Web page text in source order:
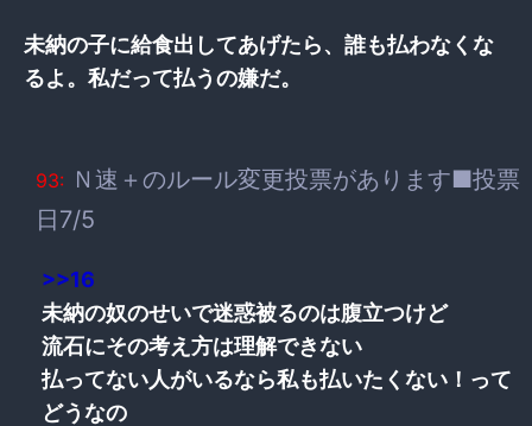
未納の子に給食出してあげたら、誰も払わなくな
るよ。私だって払うの嫌だ。
93: Ｎ速＋のルール変更投票があります■投票
日7/5
>>16
未納の奴のせいで迷惑被るのは腹立つけど
流石にその考え方は理解できない
払ってない人がいるなら私も払いたくない！って
どうなの